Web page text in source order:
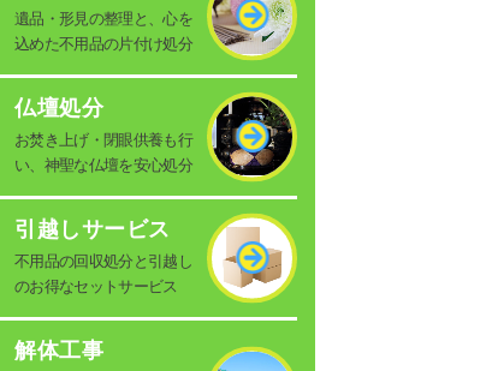
遺品・形見の整理と、心を
込めた不用品の片付け処分
仏壇処分
お焚き上げ・閉眼供養も行
い、神聖な仏壇を安心処分
引越しサービス
不用品の回収処分と引越し
のお得なセットサービス
解体工事